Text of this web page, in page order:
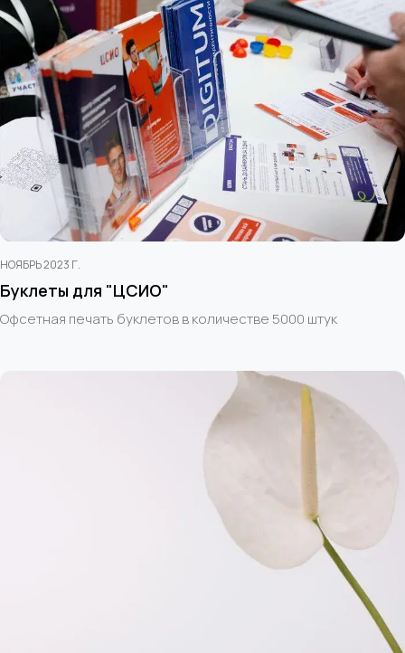
НОЯБРЬ 2023 Г.
Буклеты для "ЦСИО"
Офсетная печать буклетов в количестве 5000 штук